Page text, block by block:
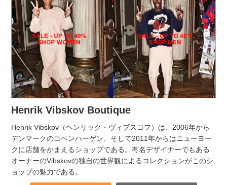
Henrik Vibskov Boutique
Henrik Vibskov（ヘンリック・ヴィブスコフ）は、2006年から
デンマークのコペンハーゲン、そして2011年からはニューヨー
クに店舗をかまえるショップである。有名デザイナーでもある
オーナーのVibskovの独自の世界観によるコレクションがこのシ
ョップの魅力である。